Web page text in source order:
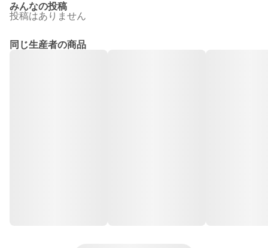
みんなの投稿
投稿はありません
同じ生産者の商品